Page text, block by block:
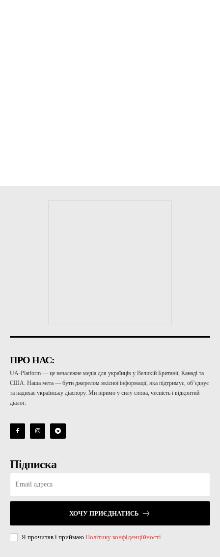
ПРО НАС:
UA-Platform — це незалежне медіа для українців у Великій Британії, Канаді та
США. Наша мета — бути джерелом якісної інформації, яка підтримує, об’єднує
та надихає українську діаспору. Ми віримо у силу слова, чесність і відкритий
діалог.
Підписка
ХОЧУ ПРИЄДНАТИСЬ
Я прочитав і приймаю Політику конфіденційності